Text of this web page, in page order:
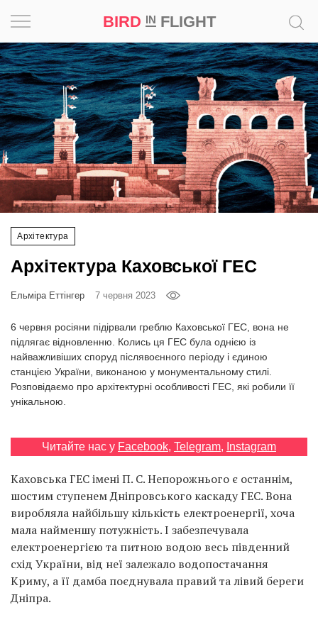
BIRD INFLIGHT
Архітектура
Архітектура Каховської ГЕС
Ельміра Еттінгер 7 червня 2023
6 червня росіяни підірвали греблю Каховської ГЕС, вона не
підлягає відновленню. Колись ця ГЕС була однією із
найважливіших споруд післявоєнного періоду і єдиною
станцією України, виконаною у монументальному стилі.
Розповідаємо про архітектурні особливості ГЕС, які робили її
унікальною.
Читайте нас у Facebook, Telegram, Instagram
Каховська ГЕС імені П. С. Непорожнього є останнім,
шостим ступенем Дніпровського каскаду ГЕС. Вона
виробляла найбільшу кількість електроенергії, хоча
мала найменшу потужність. І забезпечувала
електроенергією та питною водою весь південний
схід України, від неї залежало водопостачання
Криму, а її дамба поєднувала правий та лівий береги
Дніпра.